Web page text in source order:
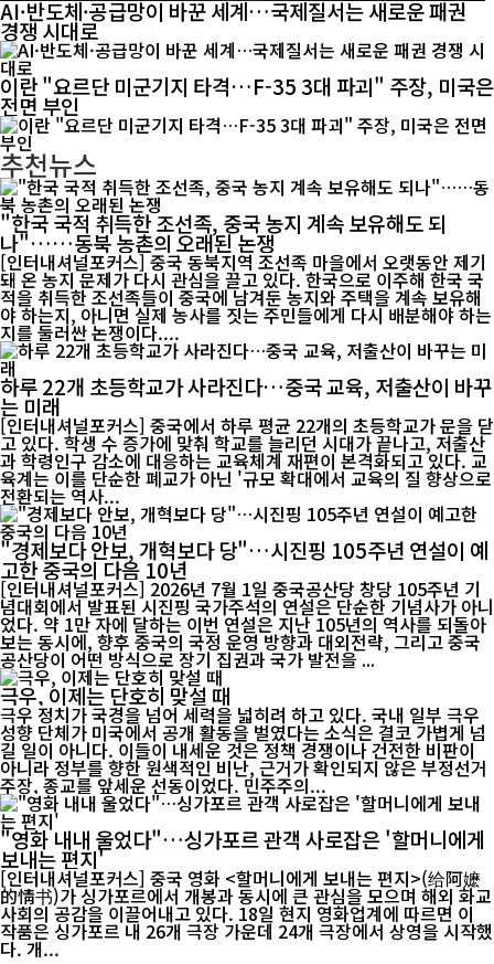
AI·반도체·공급망이 바꾼 세계…국제질서는 새로운 패권
경쟁 시대로
이란 "요르단 미군기지 타격…F-35 3대 파괴" 주장, 미국은
전면 부인
추천뉴스
"한국 국적 취득한 조선족, 중국 농지 계속 보유해도 되
나"……동북 농촌의 오래된 논쟁
[인터내셔널포커스] 중국 동북지역 조선족 마을에서 오랫동안 제기
돼 온 농지 문제가 다시 관심을 끌고 있다. 한국으로 이주해 한국 국
적을 취득한 조선족들이 중국에 남겨둔 농지와 주택을 계속 보유해
야 하는지, 아니면 실제 농사를 짓는 주민들에게 다시 배분해야 하는
지를 둘러싼 논쟁이다....
하루 22개 초등학교가 사라진다…중국 교육, 저출산이 바꾸
는 미래
[인터내셔널포커스] 중국에서 하루 평균 22개의 초등학교가 문을 닫
고 있다. 학생 수 증가에 맞춰 학교를 늘리던 시대가 끝나고, 저출산
과 학령인구 감소에 대응하는 교육체계 재편이 본격화되고 있다. 교
육계는 이를 단순한 폐교가 아닌 '규모 확대에서 교육의 질 향상으로
전환되는 역사...
"경제보다 안보, 개혁보다 당"…시진핑 105주년 연설이 예
고한 중국의 다음 10년
[인터내셔널포커스] 2026년 7월 1일 중국공산당 창당 105주년 기
념대회에서 발표된 시진핑 국가주석의 연설은 단순한 기념사가 아니
었다. 약 1만 자에 달하는 이번 연설은 지난 105년의 역사를 되돌아
보는 동시에, 향후 중국의 국정 운영 방향과 대외전략, 그리고 중국
공산당이 어떤 방식으로 장기 집권과 국가 발전을 ...
극우, 이제는 단호히 맞설 때
극우 정치가 국경을 넘어 세력을 넓히려 하고 있다. 국내 일부 극우
성향 단체가 미국에서 공개 활동을 벌였다는 소식은 결코 가볍게 넘
길 일이 아니다. 이들이 내세운 것은 정책 경쟁이나 건전한 비판이
아니라 정부를 향한 원색적인 비난, 근거가 확인되지 않은 부정선거
주장, 종교를 앞세운 선동이었다. 민주주의...
"영화 내내 울었다"…싱가포르 관객 사로잡은 '할머니에게
보내는 편지'
[인터내셔널포커스] 중국 영화 <할머니에게 보내는 편지>(给阿嬷
的情书)가 싱가포르에서 개봉과 동시에 큰 관심을 모으며 해외 화교
사회의 공감을 이끌어내고 있다. 18일 현지 영화업계에 따르면 이
작품은 싱가포르 내 26개 극장 가운데 24개 극장에서 상영을 시작했
다. 개...